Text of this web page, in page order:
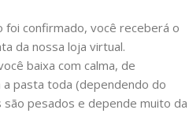
foi confirmado, você receberá o
da nossa loja virtual.
baixa com calma, de
pasta toda (dependendo do
pesados e depende muito da